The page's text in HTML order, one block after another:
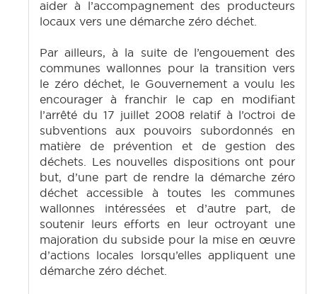
aider à l’accompagnement des producteurs
locaux vers une démarche zéro déchet.
Par ailleurs, à la suite de l’engouement des
communes wallonnes pour la transition vers
le zéro déchet, le Gouvernement a voulu les
encourager à franchir le cap en modifiant
l’arrêté du 17 juillet 2008 relatif à l’octroi de
subventions aux pouvoirs subordonnés en
matière de prévention et de gestion des
déchets. Les nouvelles dispositions ont pour
but, d’une part de rendre la démarche zéro
déchet accessible à toutes les communes
wallonnes intéressées et d’autre part, de
soutenir leurs efforts en leur octroyant une
majoration du subside pour la mise en œuvre
d’actions locales lorsqu’elles appliquent une
démarche zéro déchet.